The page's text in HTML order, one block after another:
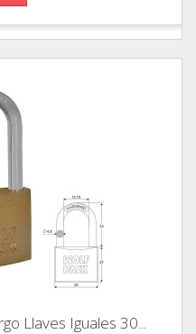
Llaves Iguales 30...